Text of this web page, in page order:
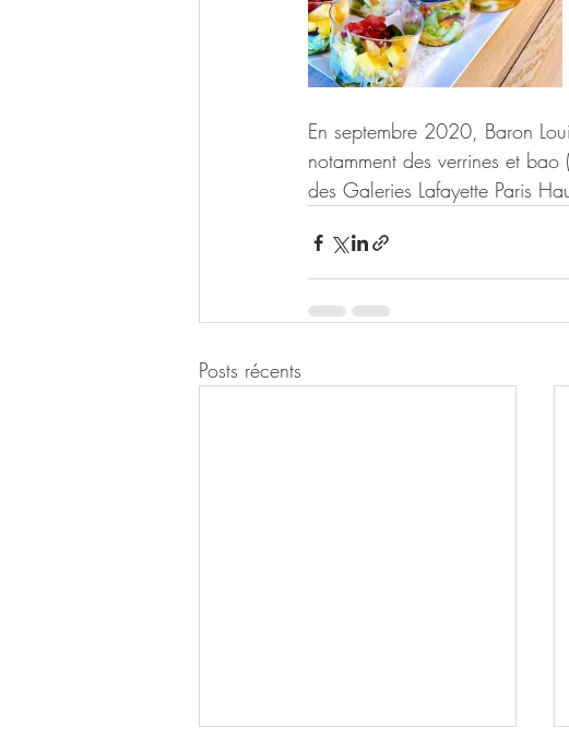
En septembre 2020, Baron
notamment des verrines et
des Galeries Lafayette Paris
Posts récents